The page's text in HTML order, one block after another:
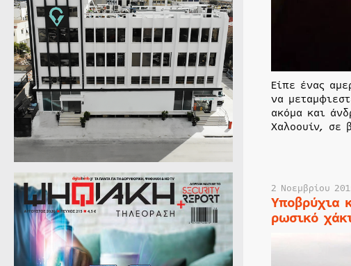
Είπε ένας
να
ακόμα και
Χαλοουίν, σε
2 Νοεμβρίου
Υποβρύχια
ρωσικό